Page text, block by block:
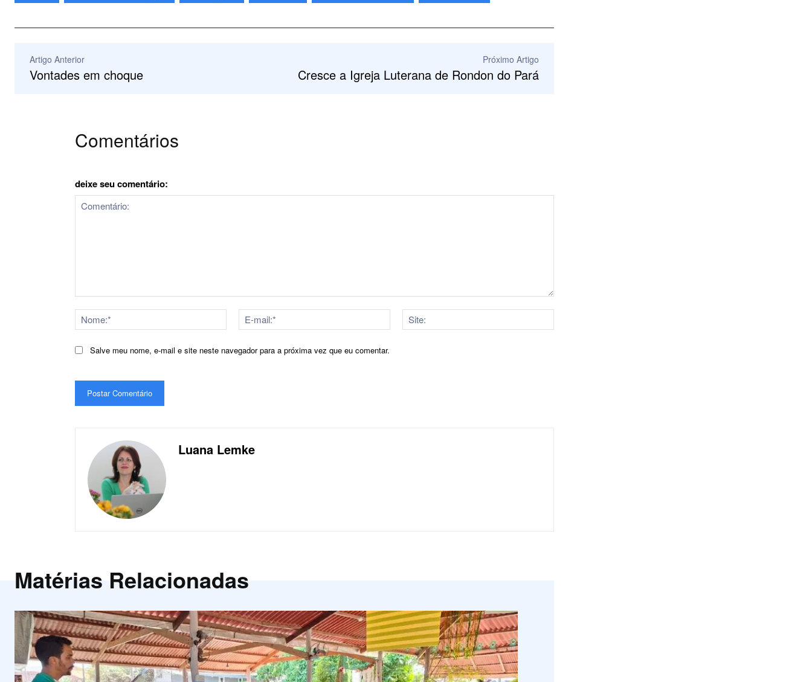
Artigo Anterior
Vontades em choque
Próximo Artigo
Cresce a Igreja Luterana de Rondon do Pará
Comentários
deixe seu comentário:
Nome:*
mail:*
Salve meu nome, e-mail e site neste navegador para a próxima vez que eu comentar.
Luana Lemke
Matérias Relacionadas